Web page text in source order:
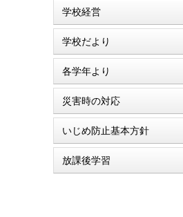
学校経営
学校だより
各学年より
災害時の対応
いじめ防止基本方針
放課後学習